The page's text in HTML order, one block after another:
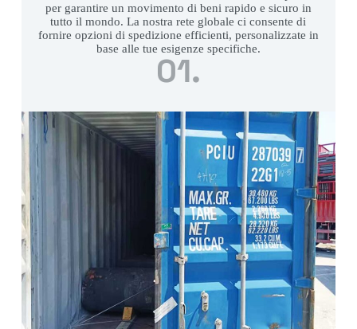
per garantire un movimento di beni rapido e sicuro in
tutto il mondo. La nostra rete globale ci consente di
fornire opzioni di spedizione efficienti, personalizzate in
base alle tue esigenze specifiche.
01.